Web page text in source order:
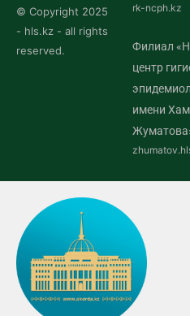
© Copyright 2025
- hls.kz - all rights
reserved.
rk-ncph.kz
Филиал
центр
имени